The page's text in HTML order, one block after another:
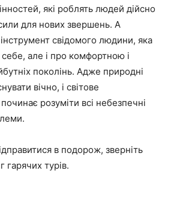
які роблять людей дійсно
для нових звершень. А
свідомого людини, яка
але і про комфортною і
поколінь. Адже природні
вічно, і світове
розуміти всі небезпечні
в подорож, зверніть
гарячих турів.